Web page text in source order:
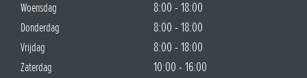
Woensdag 8:00 - 18:00
Donderdag 8:00 - 18:00
Vrijdag 8:00 - 18:00
Zaterdag 10:00 - 16:00